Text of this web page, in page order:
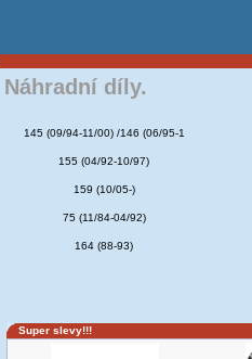
Náhradní díly.
145 (09/94-11/00) /146 (06/95-1
155 (04/92-10/97)
159 (10/05-)
75 (11/84-04/92)
164 (88-93)
Super slevy!!!